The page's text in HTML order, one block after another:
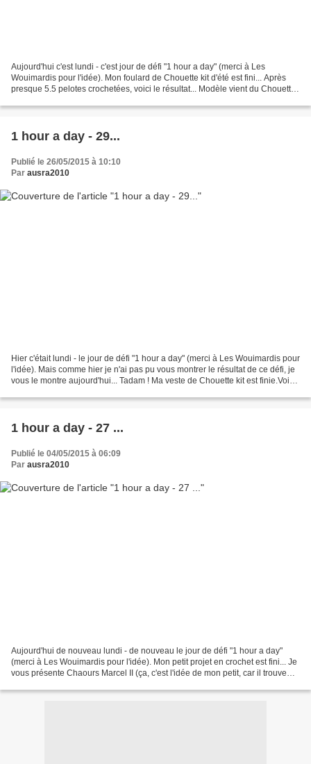
Aujourd'hui c'est lundi - c'est jour de défi "1 hour a day" (merci à Les
Wouimardis pour l'idée). Mon foulard de Chouette kit d'été est fini... Après
presque 5.5 pelotes crochetées, voici le résultat... Modèle vient du Chouette
1 hour a day - 29...
Publié le 26/05/2015 à 10:10
Par ausra2010
Hier c'était lundi - le jour de défi "1 hour a day" (merci à Les Wouimardis pour
l'idée). Mais comme hier je n'ai pas pu vous montrer le résultat de ce défi, je
vous le montre aujourd'hui... Tadam ! Ma veste de Chouette kit est finie.Voici
1 hour a day - 27 ...
Publié le 04/05/2015 à 06:09
Par ausra2010
Aujourd'hui de nouveau lundi - de nouveau le jour de défi "1 hour a day"
(merci à Les Wouimardis pour l'idée). Mon petit projet en crochet est fini... Je
vous présente Chaours Marcel II (ça, c'est l'idée de mon petit, car il trouve